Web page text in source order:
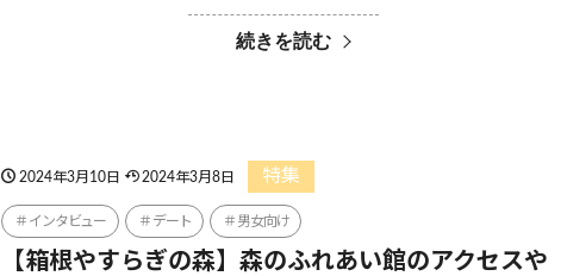
続きを読む
2024年3月10日 2024年3月8日 特集
インタビュー デート 男女向け
【箱根やすらぎの森】森のふれあい館のアクセスや